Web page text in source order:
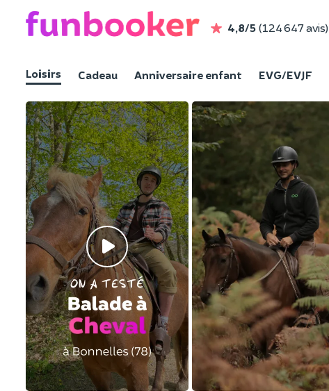
4,8/5 (124 647 avis)
Loisirs Cadeau Anniversaire enfant EVG/EVJF